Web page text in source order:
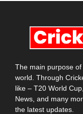
The main purpose
world. Through
like – T20 World
News, and many
the latest updates.